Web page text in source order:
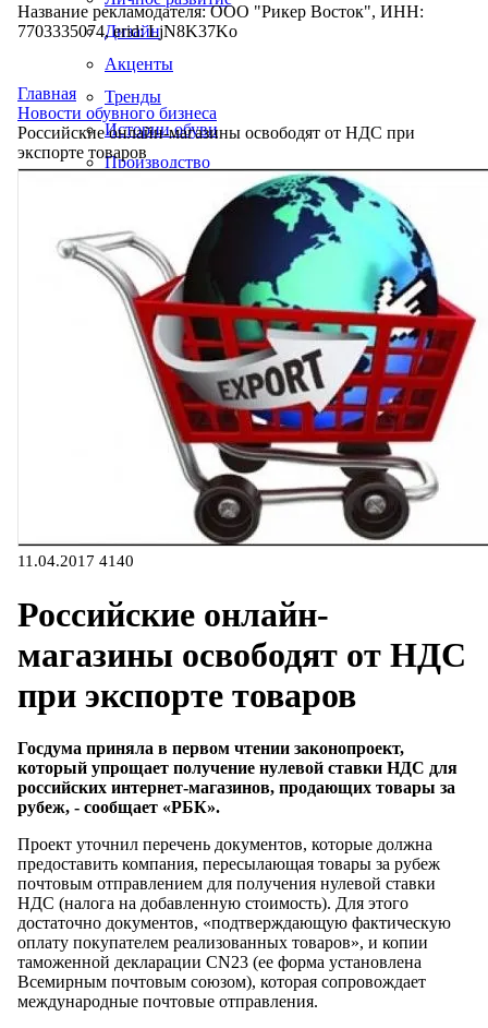
Дизайн
Акценты
Тренды
Истории обуви
Производство
Название рекламодателя: ООО "Рикер Восток", ИНН:
7703335074, erid: LjN8K37Ko
Главная
Новости обувного бизнеса
Российские онлайн-магазины освободят от НДС при
экспорте товаров
11.04.2017 4140
Российские онлайн-
магазины освободят от НДС
при экспорте товаров
Госдума приняла в первом чтении законопроект,
который упрощает получение нулевой ставки НДС для
российских интернет-магазинов, продающих товары за
рубеж, - сообщает «РБК».
Проект уточнил перечень документов, которые должна
предоставить компания, пересылающая товары за рубеж
почтовым отправлением для получения нулевой ставки
НДС (налога на добавленную стоимость). Для этого
достаточно документов, «подтверждающую фактическую
оплату покупателем реализованных товаров», и копии
таможенной декларации CN23 (ее форма установлена
Всемирным почтовым союзом), которая сопровождает
международные почтовые отправления.